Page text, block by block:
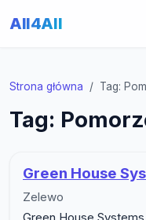
All4All
Strona główna Tag:
Tag:
Green House
Zelewo